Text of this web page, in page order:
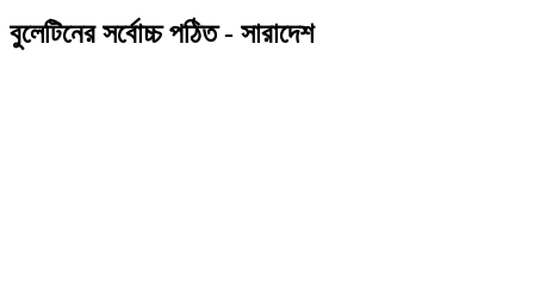
বুলেটিনের সর্বোচ্চ পঠিত - সারাদেশ